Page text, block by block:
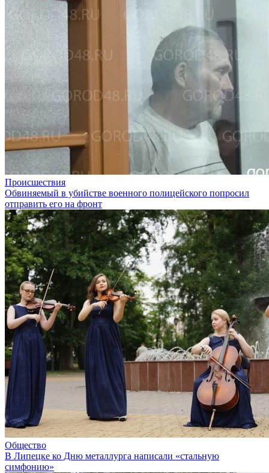
Происшествия
Обвиняемый в убийстве военного полицейского попросил
отправить его на фронт
Общество
В Липецке ко Дню металлурга написали «стальную
симфонию»